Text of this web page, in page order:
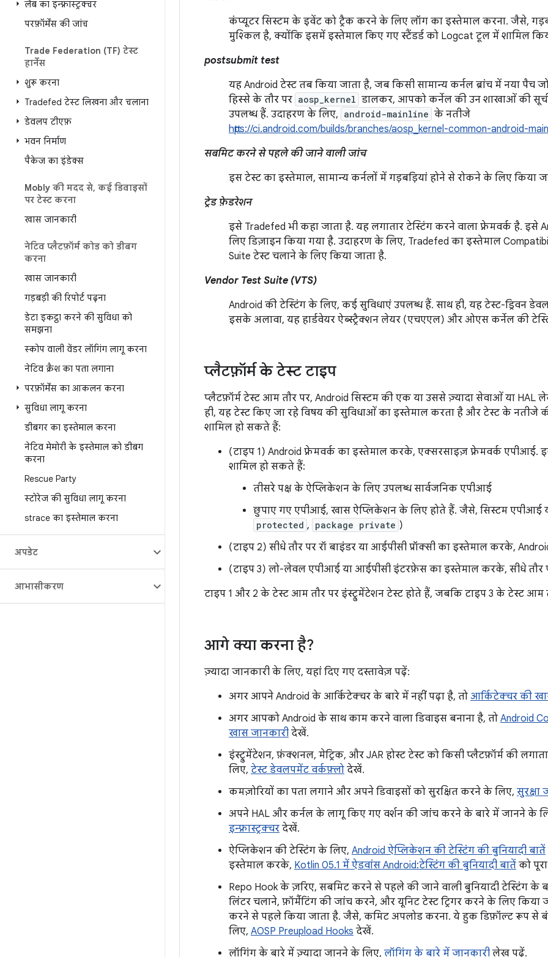
लैब का इन्फ़्रास्ट्रक्चर
परफ़ॉर्मेंस की जांच
Trade Federation (TF) टेस्ट
हार्नेस
शुरू करना
Tradefed टेस्ट लिखना और चलाना
डेवलप टीएफ़
भवन निर्माण
पैकेज का इंडेक्स
Mobly की मदद से, कई डिवाइसों
पर टेस्ट करना
खास जानकारी
नेटिव प्लैटफ़ॉर्म कोड को डीबग
करना
खास जानकारी
गड़बड़ी की रिपोर्ट पढ़ना
डेटा इकट्ठा करने की सुविधा को
समझना
स्कोप वाली वेंडर लॉगिंग लागू करना
नेटिव क्रैश का पता लगाना
परफ़ॉर्मेंस का आकलन करना
सुविधा लागू करना
डीबगर का इस्तेमाल करना
नेटिव मेमोरी के इस्तेमाल को डीबग
करना
Rescue Party
स्टोरेज की सुविधा लागू करना
strace का इस्तेमाल करना
अपडेट
आभासीकरण
कंप्यूटर सिस्टम के इवेंट को ट्रैक करने के लिए लॉग का इस्तेमाल करना. जैसे,
मुश्किल है, क्योंकि इसमें इस्तेमाल किए गए स्टैंडर्ड को Logcat टूल में शामिल
postsubmit test
यह Android टेस्ट तब किया जाता है, जब किसी सामान्य कर्नल ब्रांच में नया पैच
हिस्से के तौर पर aosp_kernel डालकर, आपको कर्नेल की उन शाखाओं की
उपलब्ध हैं. उदाहरण के लिए, android-mainline के नतीजे
https://ci.android.com/builds/branches/aosp_kernel-common-android-
सबमिट करने से पहले की जाने वाली जांच
इस टेस्ट का इस्तेमाल, सामान्य कर्नलों में गड़बड़ियां होने से रोकने के लिए किया
ट्रेड फ़ेडरेशन
इसे Tradefed भी कहा जाता है. यह लगातार टेस्टिंग करने वाला फ़्रेमवर्क है. इसे
लिए डिज़ाइन किया गया है. उदाहरण के लिए, Tradefed का इस्तेमाल
Suite टेस्ट चलाने के लिए किया जाता है.
Vendor Test Suite (VTS)
Android की टेस्टिंग के लिए, कई सुविधाएं उपलब्ध हैं. साथ ही, यह टेस्ट-ड्रिवन
इसके अलावा, यह हार्डवेयर ऐब्स्ट्रैक्शन लेयर (एचएएल) और ओएस कर्नेल की
प्लैटफ़ॉर्म के टेस्ट टाइप
प्लैटफ़ॉर्म टेस्ट आम तौर पर, Android सिस्टम की एक या उससे ज़्यादा सेवाओं या HAL
ही, यह टेस्ट किए जा रहे विषय की सुविधाओं का इस्तेमाल करता है और टेस्ट के नतीजे
शामिल हो सकते हैं:
(टाइप 1) Android फ़्रेमवर्क का इस्तेमाल करके, एक्सरसाइज़ फ़्रेमवर्क एपीआई.
शामिल हो सकते हैं:
तीसरे पक्ष के ऐप्लिकेशन के लिए उपलब्ध सार्वजनिक एपीआई
छुपाए गए एपीआई, खास ऐप्लिकेशन के लिए होते हैं. जैसे, सिस्टम एपीआई
protected , package private )
(टाइप 2) सीधे तौर पर रॉ बाइंडर या आईपीसी प्रॉक्सी का इस्तेमाल करके,
(टाइप 3) लो-लेवल एपीआई या आईपीसी इंटरफ़ेस का इस्तेमाल करके, सीधे तौर
टाइप 1 और 2 के टेस्ट आम तौर पर इंस्ट्रुमेंटेशन टेस्ट होते हैं, जबकि टाइप 3 के टेस्ट आम
आगे क्या करना है?
ज़्यादा जानकारी के लिए, यहां दिए गए दस्तावेज़ पढ़ें:
अगर आपने Android के आर्किटेक्चर के बारे में नहीं पढ़ा है, तो आर्किटेक्चर की
अगर आपको Android के साथ काम करने वाला डिवाइस बनाना है, तो Android
खास जानकारी देखें.
इंस्ट्रुमेंटेशन, फ़ंक्शनल, मेट्रिक, और JAR होस्ट टेस्ट को किसी प्लैटफ़ॉर्म की
लिए, टेस्ट डेवलपमेंट वर्कफ़्लो देखें.
कमज़ोरियों का पता लगाने और अपने डिवाइसों को सुरक्षित करने के लिए, सुरक्षा
अपने HAL और कर्नल के लागू किए गए वर्शन की जांच करने के बारे में जानने के
इन्फ़्रास्ट्रक्चर देखें.
ऐप्लिकेशन की टेस्टिंग के लिए, Android ऐप्लिकेशन की टेस्टिंग की बुनियादी बातें
इस्तेमाल करके, Kotlin 05.1 में ऐडवांस Android:टेस्टिंग की बुनियादी बातें को
Repo Hook के ज़रिए, सबमिट करने से पहले की जाने वाली बुनियादी टेस्टिंग के
लिंटर चलाने, फ़ॉर्मैटिंग की जांच करने, और यूनिट टेस्ट ट्रिगर करने के लिए किया
करने से पहले किया जाता है. जैसे, कमिट अपलोड करना. ये हुक डिफ़ॉल्ट रूप से
लिए, AOSP Preupload Hooks देखें.
लॉगिंग के बारे में ज़्यादा जानने के लिए, लॉगिंग के बारे में जानकारी लेख पढ़ें.